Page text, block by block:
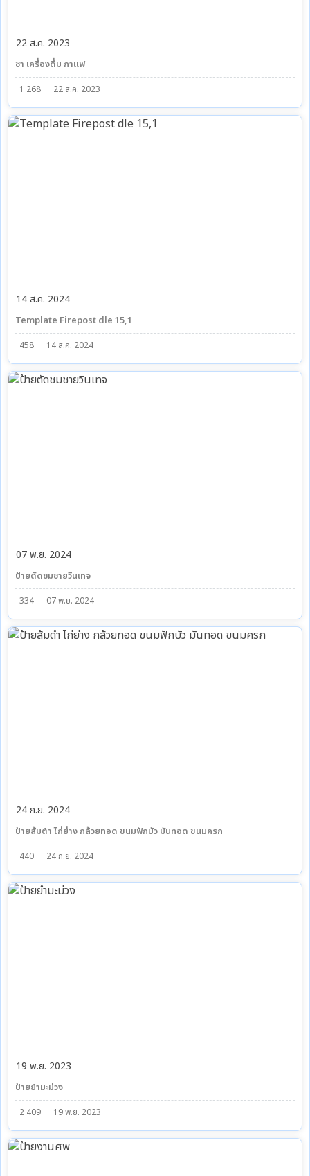
22 ส.ค. 2023
ชา เครื่องดื่ม กาแฟ
1 268 22 ส.ค. 2023
14 ส.ค. 2024
Template Firepost dle 15,1
458 14 ส.ค. 2024
07 พ.ย. 2024
ป้ายตัดชมชายวินเทจ
334 07 พ.ย. 2024
24 ก.ย. 2024
ป้ายส้มตำ ไก่ย่าง กล้วยทอด ขนมฟักบัว มันทอด ขนมครก
440 24 ก.ย. 2024
19 พ.ย. 2023
ป้ายยำมะม่วง
2 409 19 พ.ย. 2023